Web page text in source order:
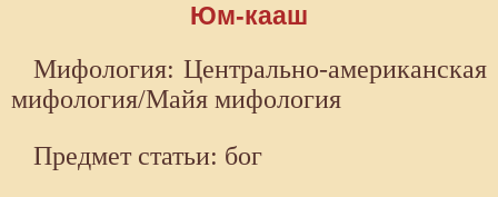
Юм-кааш
Мифология: Центрально-американская
мифология/Майя мифология
Предмет статьи: бог